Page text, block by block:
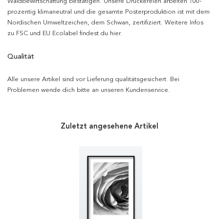
prozentig klimaneutral und die gesamte Posterproduktion ist mit dem
Nordischen Umweltzeichen, dem Schwan, zertifiziert. Weitere Infos
zu FSC und EU Ecolabel findest du hier.
Qualität
Alle unsere Artikel sind vor Lieferung qualitätsgesichert. Bei
Problemen wende dich bitte an unseren Kundenservice.
Zuletzt angesehene Artikel